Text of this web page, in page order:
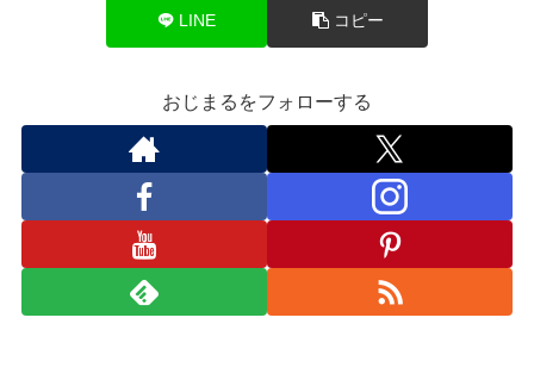
LINE コピー
おじまるをフォローする